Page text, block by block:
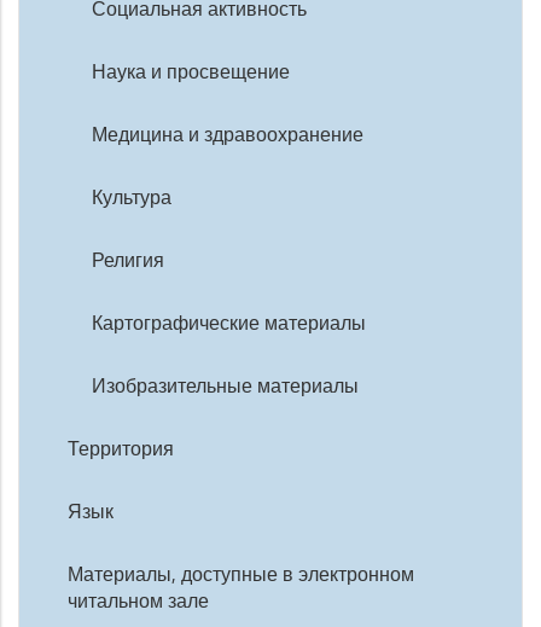
Социальная активность
Наука и просвещение
Медицина и здравоохранение
Культура
Религия
Картографические материалы
Изобразительные материалы
Территория
Язык
Материалы, доступные в электронном
читальном зале